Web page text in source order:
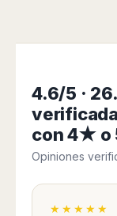
4.6/5 ·
con 4★
Opiniones
★★★★★